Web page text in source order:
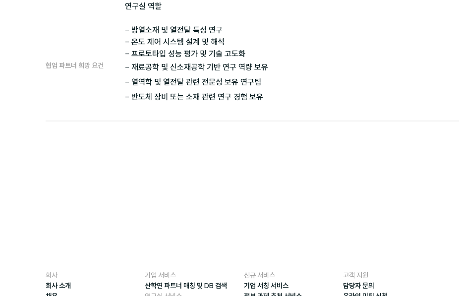
연구실 역할
- 방열소재 및 열전달 특성 연구
- 온도 제어 시스템 설계 및 해석
협업 파트너 희망 요건
- 재료공학 및 신소재공학 기반 연구 역량 보유
- 열역학 및 열전달 관련 전문성 보유 연구팀
회사
회사 소개
기업 서비스
산학연 파트너 매칭 및 DB 검색
신규 서비스
기업 서칭 서비스
고객 지원
담당자 문의